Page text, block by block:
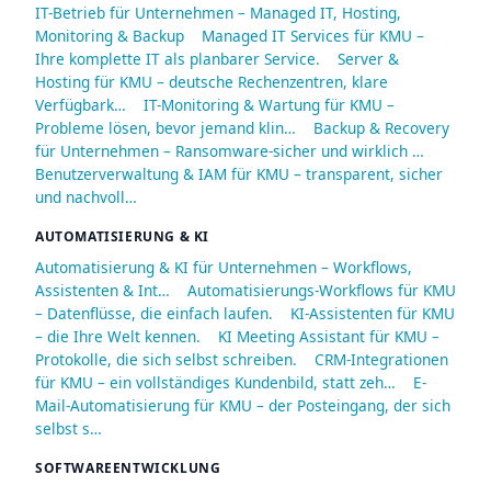
IT-Betrieb für Unternehmen – Managed IT, Hosting,
Monitoring & Backup
Managed IT Services für KMU –
Ihre komplette IT als planbarer Service.
Server &
Hosting für KMU – deutsche Rechenzentren, klare
Verfügbark…
IT-Monitoring & Wartung für KMU –
Probleme lösen, bevor jemand klin…
Backup & Recovery
für Unternehmen – Ransomware-sicher und wirklich …
Benutzerverwaltung & IAM für KMU – transparent, sicher
und nachvoll…
AUTOMATISIERUNG & KI
Automatisierung & KI für Unternehmen – Workflows,
Assistenten & Int…
Automatisierungs-Workflows für KMU
– Datenflüsse, die einfach laufen.
KI-Assistenten für KMU
– die Ihre Welt kennen.
KI Meeting Assistant für KMU –
Protokolle, die sich selbst schreiben.
CRM-Integrationen
für KMU – ein vollständiges Kundenbild, statt zeh…
E-
Mail-Automatisierung für KMU – der Posteingang, der sich
selbst s…
SOFTWAREENTWICKLUNG